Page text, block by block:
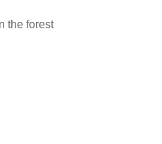
the forest